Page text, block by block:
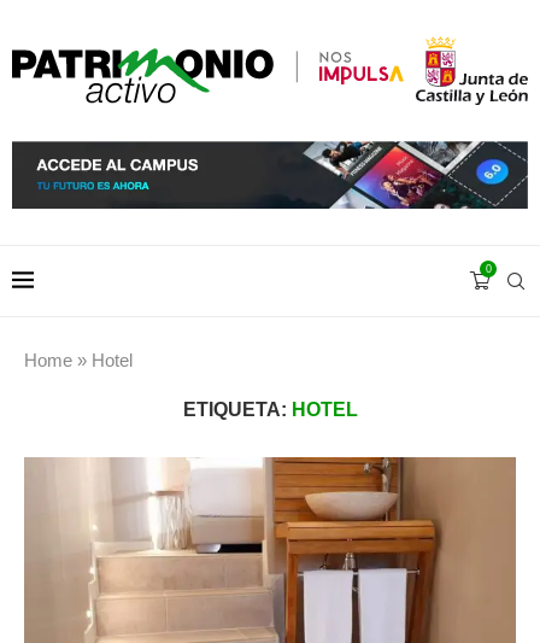
0
Home » Hotel
ETIQUETA: HOTEL